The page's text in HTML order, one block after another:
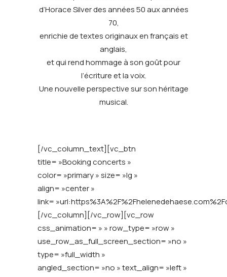
d’Horace Silver des années 50 aux années
70,
enrichie de textes originaux en français et
anglais,
et qui rend hommage à son goût pour
l’écriture et la voix.
Une nouvelle perspective sur son héritage
musical.
[/vc_column_text][vc_btn
title= »Booking concerts »
color= »primary » size= »lg »
align= »center »
link=
[/vc_column][/vc_row][vc_row
css_animation= » » row_type= »row »
use_row_as_full_screen_section= »no »
type= »full_width »
angled_section= »no » text_align= »left »